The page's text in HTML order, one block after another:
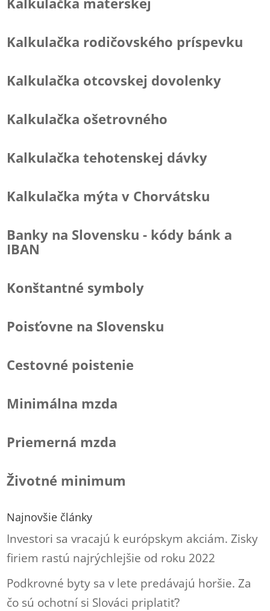
Kalkulačka rodičovského príspevku
Kalkulačka otcovskej dovolenky
Kalkulačka ošetrovného
Kalkulačka tehotenskej dávky
Kalkulačka mýta v Chorvátsku
Banky na Slovensku - kódy bánk a
IBAN
Konštantné symboly
Poisťovne na Slovensku
Cestovné poistenie
Minimálna mzda
Priemerná mzda
Životné minimum
Najnovšie články
Investori sa vracajú k európskym akciám. Zisky
firiem rastú najrýchlejšie od roku 2022
Podkrovné byty sa v lete predávajú horšie. Za
čo sú ochotní si Slováci priplatiť?